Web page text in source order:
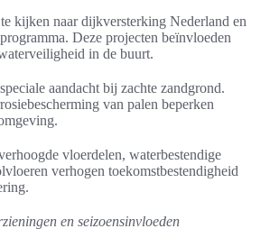
kijken naar dijkversterking Nederland en
Deze projecten beïnvloeden
in de buurt.
aandacht bij zachte zandgrond.
van palen beperken
vloerdelen, waterbestendige
verhogen toekomstbestendigheid
en seizoensinvloeden